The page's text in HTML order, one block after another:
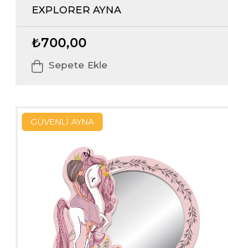
EXPLORER AYNA
₺700,00
Sepete Ekle
GÜVENLİ AYNA